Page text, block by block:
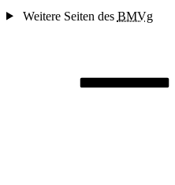
Weitere Seiten des BMVg